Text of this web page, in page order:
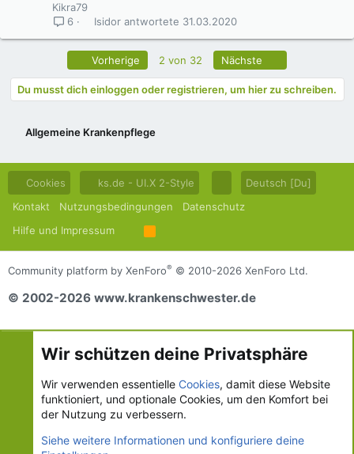
Kikra79
6
31.03.2020
Isidor
Vorherige 2 von 32 Nächste
Du musst dich einloggen oder registrieren, um hier zu schreiben.
Allgemeine Krankenpflege
Cookies ks.de - UI.X 2-Style
Deutsch [Du]
Kontakt
Nutzungsbedingungen
Datenschutz
Hilfe und Impressum
R
S
S
Community platform by XenForo® © 2010-2026 XenForo Ltd.
© 2002-2026 www.krankenschwester.de
Wir schützen deine Privatsphäre
Wir verwenden essentielle Cookies, damit diese Website
funktioniert, und optionale Cookies, um den Komfort bei
der Nutzung zu verbessern.
Siehe weitere Informationen und konfiguriere deine